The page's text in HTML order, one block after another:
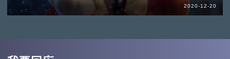
2020-12-20